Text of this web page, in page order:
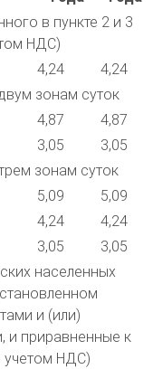
в пункте 2 и 3
НДС)
4,24
4,24
зонам суток
4,87
4,87
3,05
3,05
зонам суток
5,09
5,09
4,24
4,24
3,05
3,05
населенных
и (или)
и приравненные к
учетом НДС)